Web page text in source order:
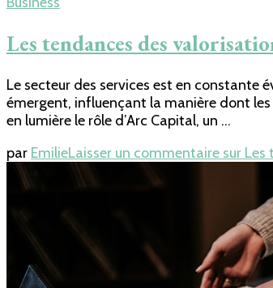
Les tendances des
Le secteur des services est en constante
émergent, influençant la manière dont
en lumière le rôle d’Arc Capital, un …
par EmilieLaisser un commentaire sur Les